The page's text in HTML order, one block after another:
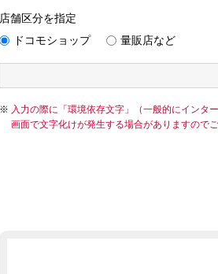
店舗区分を指定
ドコモショップ
量販店など
入力の際に「環境依存文字」（一般的にインタ
画面で文字化けが発生する場合がありますのでご